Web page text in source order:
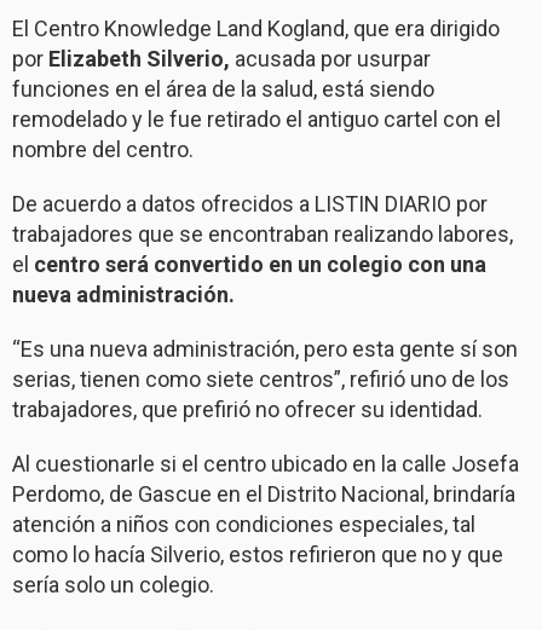
El Centro Knowledge Land Kogland, que era dirigido
por Elizabeth Silverio, acusada por usurpar
funciones en el área de la salud, está siendo
remodelado y le fue retirado el antiguo cartel con el
nombre del centro.
De acuerdo a datos ofrecidos a LISTIN DIARIO por
trabajadores que se encontraban realizando labores,
el centro será convertido en un colegio con una
nueva administración.
“Es una nueva administración, pero esta gente sí son
serias, tienen como siete centros”, refirió uno de los
trabajadores, que prefirió no ofrecer su identidad.
Al cuestionarle si el centro ubicado en la calle Josefa
Perdomo, de Gascue en el Distrito Nacional, brindaría
atención a niños con condiciones especiales, tal
como lo hacía Silverio, estos refirieron que no y que
sería solo un colegio.